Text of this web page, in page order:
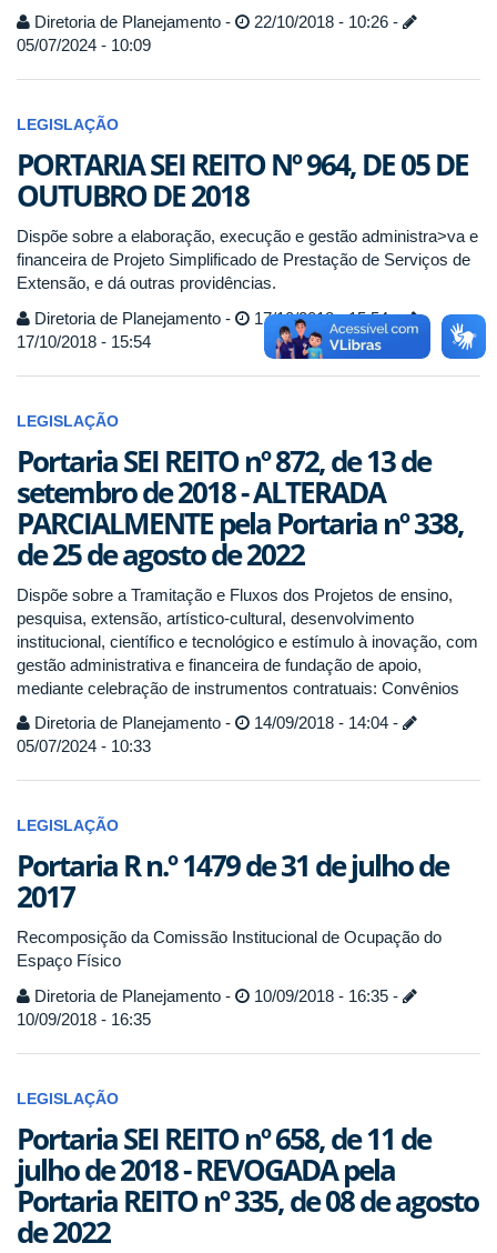
Diretoria de Planejamento -
22/10/2018 - 10:26 -
05/07/2024 - 10:09
LEGISLAÇÃO
PORTARIA SEI REITO Nº 964, DE 05 DE
OUTUBRO DE 2018
Dispõe sobre a elaboração, execução e gestão administra>va e
financeira de Projeto Simplificado de Prestação de Serviços de
Extensão, e dá outras providências.
Diretoria de Planejamento -
17/10/2018 - 15:54 -
17/10/2018 - 15:54
LEGISLAÇÃO
Portaria SEI REITO nº 872, de 13 de
setembro de 2018 - ALTERADA
PARCIALMENTE pela Portaria nº 338,
de 25 de agosto de 2022
Dispõe sobre a Tramitação e Fluxos dos Projetos de ensino,
pesquisa, extensão, artístico-cultural, desenvolvimento
institucional, científico e tecnológico e estímulo à inovação, com
gestão administrativa e financeira de fundação de apoio,
mediante celebração de instrumentos contratuais: Convênios
Diretoria de Planejamento -
14/09/2018 - 14:04 -
05/07/2024 - 10:33
LEGISLAÇÃO
Portaria R n.º 1479 de 31 de julho de
2017
Recomposição da Comissão Institucional de Ocupação do
Espaço Físico
Diretoria de Planejamento -
10/09/2018 - 16:35 -
10/09/2018 - 16:35
LEGISLAÇÃO
Portaria SEI REITO nº 658, de 11 de
julho de 2018 - REVOGADA pela
Portaria REITO nº 335, de 08 de agosto
de 2022